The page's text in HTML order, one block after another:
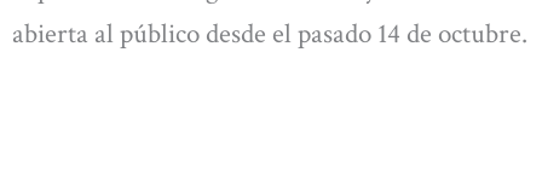
abierta al público desde el pasado 14 de octubre.